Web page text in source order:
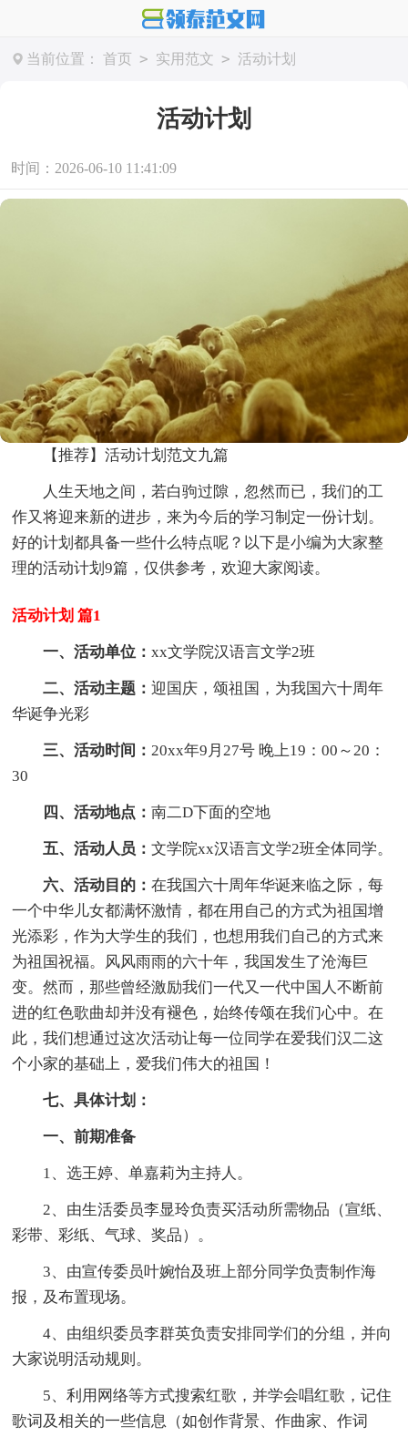
当前位置： 首页 > 实用范文 > 活动计划
活动计划
时间：2026-06-10 11:41:09
【推荐】活动计划范文九篇
人生天地之间，若白驹过隙，忽然而已，我们的工
作又将迎来新的进步，来为今后的学习制定一份计划。
好的计划都具备一些什么特点呢？以下是小编为大家整
理的活动计划9篇，仅供参考，欢迎大家阅读。
活动计划 篇1
一、活动单位：xx文学院汉语言文学2班
二、活动主题：迎国庆，颂祖国，为我国六十周年
华诞争光彩
三、活动时间：20xx年9月27号 晚上19：00～20：
30
四、活动地点：南二D下面的空地
五、活动人员：文学院xx汉语言文学2班全体同学。
六、活动目的：在我国六十周年华诞来临之际，每
一个中华儿女都满怀激情，都在用自己的方式为祖国增
光添彩，作为大学生的我们，也想用我们自己的方式来
为祖国祝福。风风雨雨的六十年，我国发生了沧海巨
变。然而，那些曾经激励我们一代又一代中国人不断前
进的红色歌曲却并没有褪色，始终传颂在我们心中。在
此，我们想通过这次活动让每一位同学在爱我们汉二这
个小家的基础上，爱我们伟大的祖国！
七、具体计划：
一、前期准备
1、选王婷、单嘉莉为主持人。
2、由生活委员李显玲负责买活动所需物品（宣纸、
彩带、彩纸、气球、奖品）。
3、由宣传委员叶婉怡及班上部分同学负责制作海
报，及布置现场。
4、由组织委员李群英负责安排同学们的分组，并向
大家说明活动规则。
5、利用网络等方式搜索红歌，并学会唱红歌，记住
歌词及相关的一些信息（如创作背景、作曲家、作词